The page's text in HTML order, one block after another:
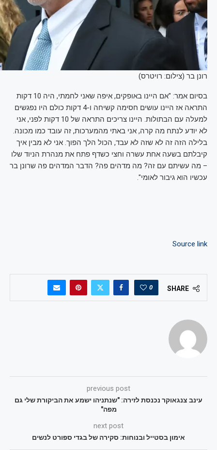
רונן בר (צילום: רויטרס)
בסיום אמר: "אם היינו באופקים, איפה שאני לחמתי, היה 10 דקות
התראה אז היינו עושים חסימה קשיחה ו-4 דקות כולם היו נפגשים
למעלה עם הבתולות. היינו צריכים התראה של 10 דקות לפני, אני
לא יודע לנתח מה קרה, אני באתי מהמערכות, זה עובד כמו מכונה.
בלילה הזה זה לא שזה לא עבד, הכול הלך הפוך. אני לא מבין איך
קיבלתם בשעה אחת עשרה וחצי כשדף פתח את מנהרת הניוד שלו
– מה עשיתם עם זה? מה מדהים פה? הדבר המדהים פה שרונן בר
עכשיו הוא גיבור לאומי".
Source link
SHARE
0
previous post
עינב צנגאוקר נכנסת לזירה: "שנתניהו ישמע את הביקורת שלי גם
מפה"
next post
אימון בסטייל ובנוחות: סקירה של בגדי ספורט לנשים